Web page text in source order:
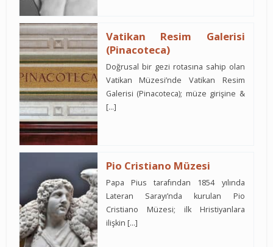
Vatikan Resim Galerisi
(Pinacoteca)
Doğrusal bir gezi rotasına sahip olan
Vatikan Müzesi’nde Vatikan Resim
Galerisi (Pinacoteca); müze girişine &
[…]
Pio Cristiano Müzesi
Papa Pius tarafından 1854 yılında
Lateran Sarayı’nda kurulan Pio
Cristiano Müzesi; ilk Hristiyanlara
ilişkin […]